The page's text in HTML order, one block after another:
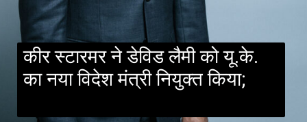
कीर स्टारमर ने डेविड लैमी को यू.के.
का नया विदेश मंत्री नियुक्त किया;